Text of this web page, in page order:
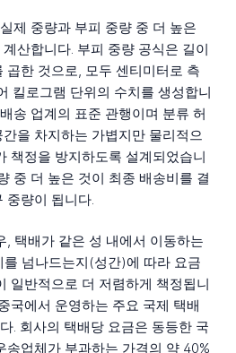
제 중량과 부피 중량 중 더 높은
산합니다. 부피 중량 공식은 길이
곱한 것으로, 모두 센티미터로 측
킬로그램 단위의 수치를 생성합니
송 업계의 표준 관행이며 분류 허
을 차지하는 가볍지만 물리적으
책정을 방지하도록 설계되었습니
중 더 높은 것이 최종 배송비를 결
중량이 됩니다.
, 택배가 같은 성 내에서 이동하는
넘나드는지(성간)에 따라 요금
일반적으로 더 저렴하게 책정됩니
국에서 운영하는 주요 국제 택배
. 회사의 택배당 요금은 동등한 국
송업체가 부과하는 가격의 약 40%